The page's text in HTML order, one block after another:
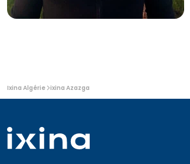
Vous
êtes
Ixina Algérie ixina Azazga